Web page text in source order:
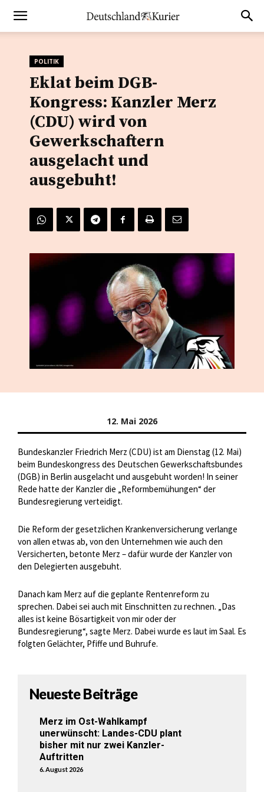
POLITIK
Eklat beim DGB-
Kongress: Kanzler Merz
(CDU) wird von
Gewerkschaftern
ausgelacht und
ausgebuht!
12. Mai 2026
Bundeskanzler Friedrich Merz (CDU) ist am Dienstag (12. Mai)
beim Bundeskongress des Deutschen Gewerkschaftsbundes
(DGB) in Berlin ausgelacht und ausgebuht worden! In seiner
Rede hatte der Kanzler die „Reformbemühungen“ der
Bundesregierung verteidigt.
Die Reform der gesetzlichen Krankenversicherung verlange
von allen etwas ab, von den Unternehmen wie auch den
Versicherten, betonte Merz – dafür wurde der Kanzler von
den Delegierten ausgebuht.
Danach kam Merz auf die geplante Rentenreform zu
sprechen. Dabei sei auch mit Einschnitten zu rechnen. „Das
alles ist keine Bösartigkeit von mir oder der
Bundesregierung“, sagte Merz. Dabei wurde es laut im Saal. Es
folgten Gelächter, Pfiffe und Buhrufe.
Neueste Beiträge
Merz im Ost-Wahlkampf
unerwünscht: Landes-CDU plant
bisher mit nur zwei Kanzler-
Auftritten
6. August 2026